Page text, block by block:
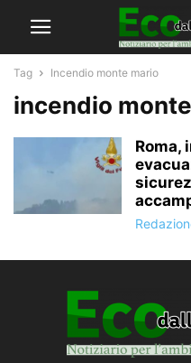
Tag Incendio monte mario
incendio
Roma,